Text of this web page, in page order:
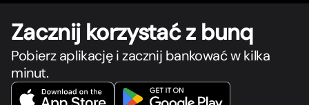
Zacznij korzystać z bunq
Pobierz aplikację i zacznij bankować w kilka
minut.